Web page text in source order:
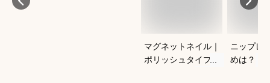
マグネットネイル｜
ポリッシュタイプで
ニップレ
めは？